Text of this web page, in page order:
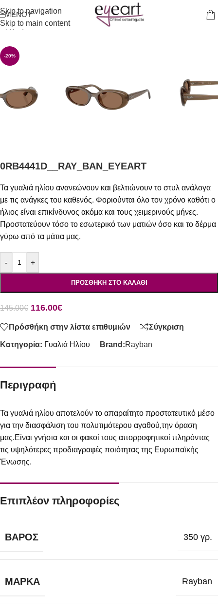
Skip to navigation
Skip to main content
ΜΕΝΟΎ
Αρχική σελίδα/Γυαλιά Ηλίου
-20%
0RB4441D__RAY_BAN_EYEART
Τα γυαλιά ηλίου ανανεώνουν και βελτιώνουν το στυλ ανάλογα
με τις ανάγκες του καθενός. Φοριούνται όλο τον χρόνο καθότι ο
ήλιος είναι επικίνδυνος ακόμα και τους χειμερινούς μήνες.
Προστατεύουν τόσο το εσωτερικό των ματιών όσο και το δέρμα
γύρω από τα μάτια μας.
- +
ΠΡΟΣΘΉΚΗ ΣΤΟ ΚΑΛΆΘΙ
145.00€ 116.00€
Κατηγορία: Γυαλιά Ηλίου Brand:Rayban
Πρόσθήκη στην λίστα επιθυμιών Σύγκριση
Περιγραφή
Τα γυαλιά ηλίου αποτελούν το απαραίτητο προστατευτικό μέσο
για την διασφάλιση του πολυτιμότερου αγαθού,την όραση
μας.Είναι γνήσια και οι φακοί τους απορροφητικοί πληρόντας
τις υψηλότερες προδιαγραφές ποιότητας της Ευρωπαϊκής
Ένωσης.
Επιπλέον πληροφορίες
ΒΆΡΟΣ 350 γρ.
ΜΆΡΚΑ Rayban